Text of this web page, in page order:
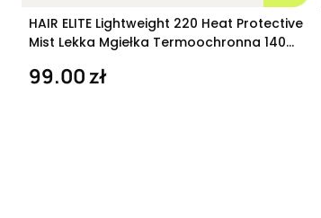
HAIR ELITE Lightweight 220 Heat Protective
Mist Lekka Mgiełka Termoochronna 140
99.00 zł